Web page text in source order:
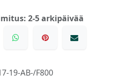
2-5 arkipäivää
19-AB-/F800